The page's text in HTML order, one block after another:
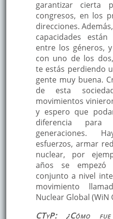
garantizar cierta
congresos, en los
direcciones.
capacidades
entre los géneros,
con uno de los
te estás perdiendo
gente muy buena.
de esta
movimientos
y espero que
diferencia para
generaciones.
esfuerzos, armar
nuclear, por
años se
conjunto a nivel
movimiento
Nuclear Global (WiN
CTyP: ¿Cómo